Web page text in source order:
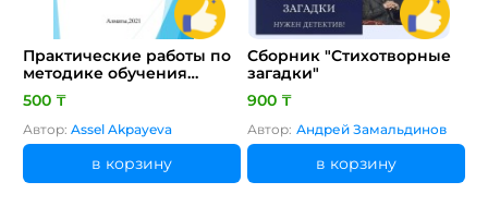
Практические работы по
методике обучения
математике младших
школьников: Учебное
пособие для
педагогических вузов
500 ₸
Автор: Assel Akpayeva
в корзину
Сборник "Стихотворные
загадки"
900 ₸
Автор: Андрей Замальдинов
в корзину